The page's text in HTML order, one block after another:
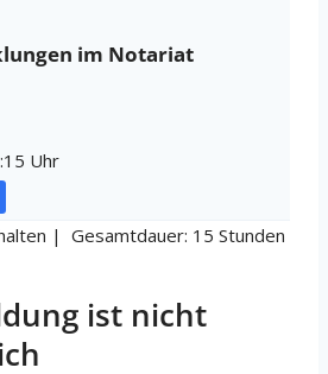
im Notariat
Uhr
| Gesamtdauer: 15 Stunden
ist nicht